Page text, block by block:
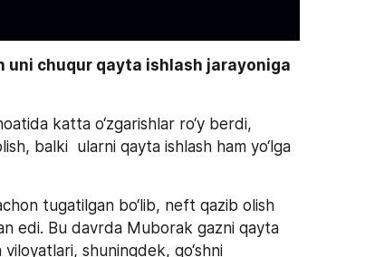
uni chuqur qayta ishlash jarayoniga
katta o‘zgarishlar ro‘y berdi,
balki  ularni qayta ishlash ham yo‘lga
tugatilgan bo‘lib, neft qazib olish
edi. Bu davrda Muborak gazni qayta
shuningdek, qo‘shni